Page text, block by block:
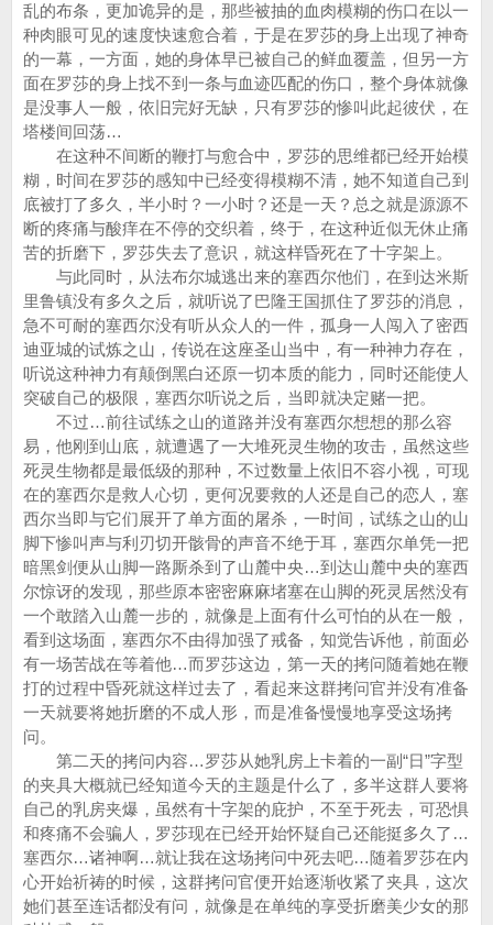
乱的布条，更加诡异的是，那些被抽的血肉模糊的伤口在以一
种肉眼可见的速度快速愈合着，于是在罗莎的身上出现了神奇
的一幕，一方面，她的身体早已被自己的鲜血覆盖，但另一方
面在罗莎的身上找不到一条与血迹匹配的伤口，整个身体就像
是没事人一般，依旧完好无缺，只有罗莎的惨叫此起彼伏，在
塔楼间回荡…
在这种不间断的鞭打与愈合中，罗莎的思维都已经开始模
糊，时间在罗莎的感知中已经变得模糊不清，她不知道自己到
底被打了多久，半小时？一小时？还是一天？总之就是源源不
断的疼痛与酸痒在不停的交织着，终于，在这种近似无休止痛
苦的折磨下，罗莎失去了意识，就这样昏死在了十字架上。
与此同时，从法布尔城逃出来的塞西尔他们，在到达米斯
里鲁镇没有多久之后，就听说了巴隆王国抓住了罗莎的消息，
急不可耐的塞西尔没有听从众人的一件，孤身一人闯入了密西
迪亚城的试炼之山，传说在这座圣山当中，有一种神力存在，
听说这种神力有颠倒黑白还原一切本质的能力，同时还能使人
突破自己的极限，塞西尔听说之后，当即就决定赌一把。
不过…前往试练之山的道路并没有塞西尔想想的那么容
易，他刚到山底，就遭遇了一大堆死灵生物的攻击，虽然这些
死灵生物都是最低级的那种，不过数量上依旧不容小视，可现
在的塞西尔是救人心切，更何况要救的人还是自己的恋人，塞
西尔当即与它们展开了单方面的屠杀，一时间，试练之山的山
脚下惨叫声与利刃切开骸骨的声音不绝于耳，塞西尔单凭一把
暗黑剑便从山脚一路厮杀到了山麓中央…到达山麓中央的塞西
尔惊讶的发现，那些原本密密麻麻堵塞在山脚的死灵居然没有
一个敢踏入山麓一步的，就像是上面有什么可怕的从在一般，
看到这场面，塞西尔不由得加强了戒备，知觉告诉他，前面必
有一场苦战在等着他…而罗莎这边，第一天的拷问随着她在鞭
打的过程中昏死就这样过去了，看起来这群拷问官并没有准备
一天就要将她折磨的不成人形，而是准备慢慢地享受这场拷
问。
第二天的拷问内容…罗莎从她乳房上卡着的一副“日”字型
的夹具大概就已经知道今天的主题是什么了，多半这群人要将
自己的乳房夹爆，虽然有十字架的庇护，不至于死去，可恐惧
和疼痛不会骗人，罗莎现在已经开始怀疑自己还能挺多久了…
塞西尔…诸神啊…就让我在这场拷问中死去吧…随着罗莎在内
心开始祈祷的时候，这群拷问官便开始逐渐收紧了夹具，这次
她们甚至连话都没有问，就像是在单纯的享受折磨美少女的那